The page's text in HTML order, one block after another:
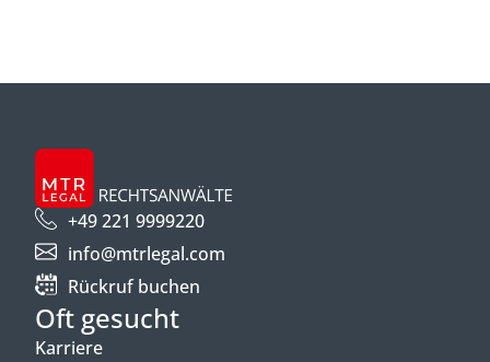
+49 221 9999220
info@mtrlegal.com
Rückruf buchen
Oft gesucht
Karriere